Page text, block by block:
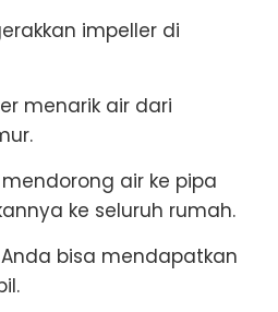
impeller di
menarik air dari
air ke pipa
ke seluruh rumah.
bisa mendapatkan